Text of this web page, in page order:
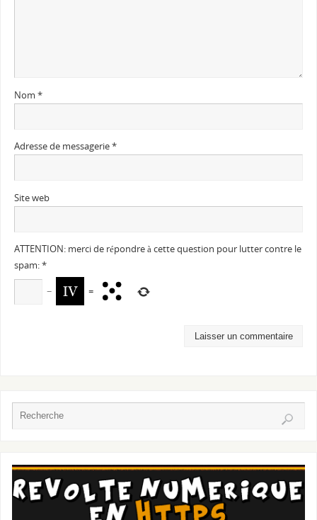
Nom *
Adresse de messagerie*
Site web
ATTENTION: merci de répondre à cette question pour lutter contre le
spam:*
− =